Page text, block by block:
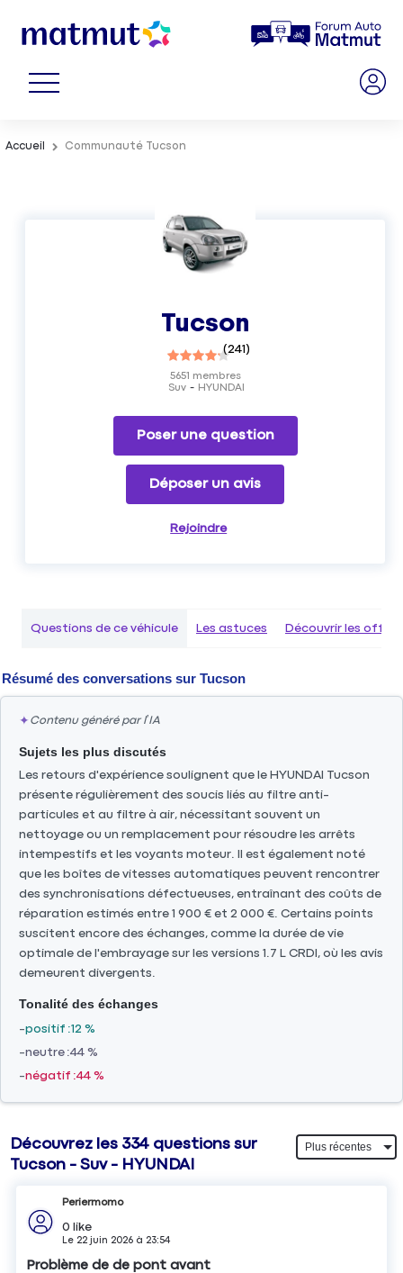
Accueil Communauté Tucson
Tucson
(241)
Suv HYUNDAI
5651 membres
Poser une question
Déposer un avis
Rejoindre
Questions de ce véhicule Les astuces Découvrir les
Résumé des conversations sur Tucson
✦ Contenu généré par l’IA
Sujets les plus discutés
Les retours d'expérience soulignent que le HYUNDAI Tucson
présente régulièrement des soucis liés au filtre anti-
particules et au filtre à air, nécessitant souvent un
nettoyage ou un remplacement pour résoudre les arrêts
intempestifs et les voyants moteur. Il est également noté
que les boîtes de vitesses automatiques peuvent rencontrer
des synchronisations défectueuses, entraînant des coûts de
réparation estimés entre 1 900 € et 2 000 €. Certains points
suscitent encore des échanges, comme la durée de vie
optimale de l'embrayage sur les versions 1.7 L CRDI, où les avis
demeurent divergents.
Tonalité des échanges
positif 12 %
neutre 44 %
négatif 44 %
Découvrez les 334 questions sur
Tucson - Suv - HYUNDAI
Periermomo
0 like
Le 22 juin 2026 à 23:54
Problème de de pont avant